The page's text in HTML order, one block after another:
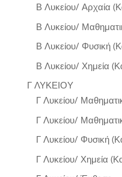
Β Λυκείου/ Αρχαία
Β Λυκείου/
Β Λυκείου/ Φυσική
Β Λυκείου/ Χημεία
Γ ΛΥΚΕΙΟΥ
Γ Λυκείου/
Γ Λυκείου/
Γ Λυκείου/ Φυσική
Γ Λυκείου/ Χημεία